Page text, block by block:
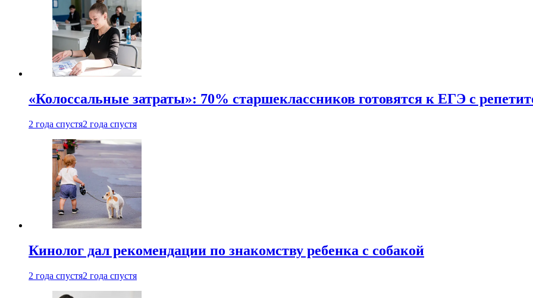
«Колоссальные затраты»: 70% старшеклассников готовятся к ЕГЭ с
2 года спустя2 года спустя
Кинолог дал рекомендации по знакомству ребенка с собакой
2 года спустя2 года спустя